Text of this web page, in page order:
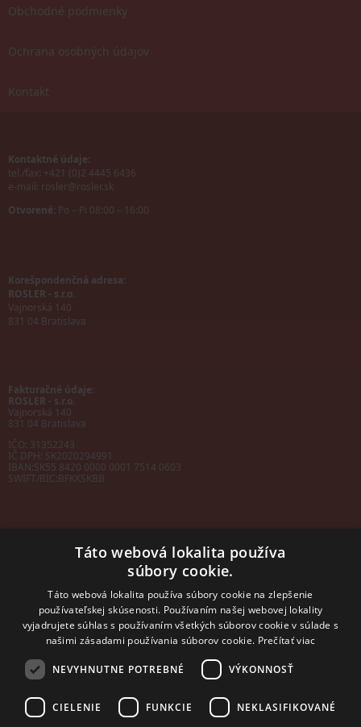
Obchodné podmienky
Ochrana osobných údajov
Kontakt
Kontaktné údaje:
tel./fax: +421 (0)2 4445 6436
e-mail: rosler@rosler.sk
Otvorené: Po – Pi 08:00 – 16:00
Korešpondenčná adresa:
ROSLER - s.r.o.
Vajnorská 140
831 04 Bratislava
Fakturačné údaje:
ROSLER - s.r.o.
Vajnorská 140
831 04 Bratislava
IČO: 31352243
IČ DPH: SK2020294991
IBAN:SK55 8420 0000 0001 7514 0603
SWIFT/BIC:BFKKSKBB
sales@rosler.sk
Regionálni zástupcovia
Západ a stred:
+421 903 728 402
Východ
mobil: +421 901 728 409
Táto webová lokalita používa
súbory cookie.
Táto webová lokalita používa súbory cookie na zlepšenie
používateľskej skúsenosti. Používaním našej webovej lokality
vyjadrujete súhlas s používaním všetkých súborov cookie v súlade s
našimi zásadami používania súborov cookie. Prečítať viac
NEVYHNUTNE POTREBNÉ VÝKONNOSŤ
CIELENIE FUNKCIE NEKLASIFIKOVANÉ